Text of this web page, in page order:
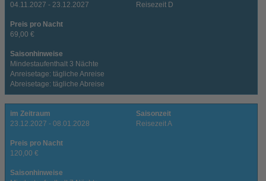
04.11.2027 - 23.12.2027
Reisezeit D
Preis pro Nacht
69,00 €
Saisonhinweise
Mindestaufenthalt 3 Nächte
Anreisetage: tägliche Anreise
Abreisetage: tägliche Abreise
im Zeitraum
23.12.2027 - 08.01.2028
Saisonzeit
Reisezeit A
Preis pro Nacht
120,00 €
Saisonhinweise